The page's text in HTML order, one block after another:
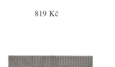
819 Kč